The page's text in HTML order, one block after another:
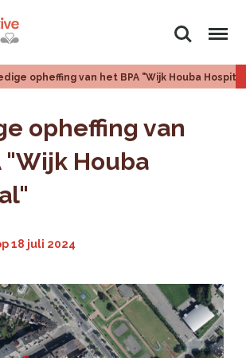
Zoeken Menu
opheffing van het BPA "Wijk Houba
opheffing van
"Wijk Houba
18 juli 2024